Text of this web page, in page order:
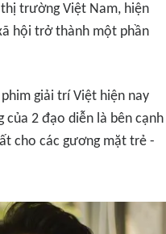
trường Việt Nam, hiện
hội trở thành một phần
giải trí Việt hiện nay
2 đạo diễn là bên cạnh
cho các gương mặt trẻ -